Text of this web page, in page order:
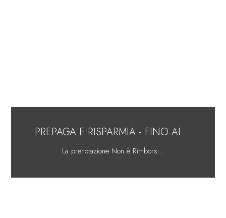
PREPAGA E RISPARMIA - FINO AL...
La prenotazione Non è Rimbors...